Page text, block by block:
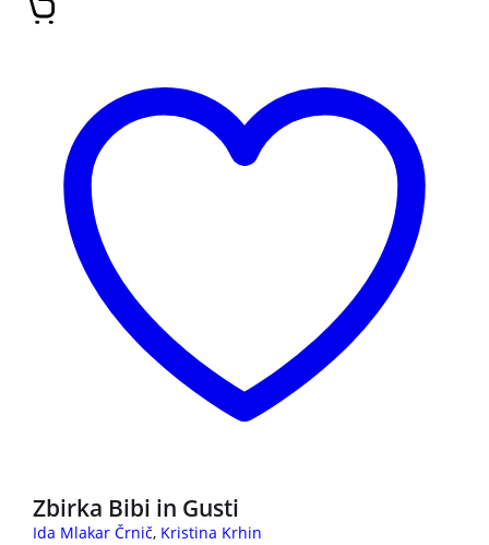
Zbirka Bibi in Gusti
Ida Mlakar Črnič, Kristina Krhin